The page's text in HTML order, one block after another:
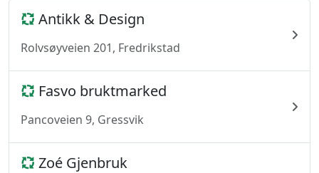
Antikk & Design
Rolvsøyveien 201, Fredrikstad
Fasvo bruktmarked
Pancoveien 9, Gressvik
Zoé Gjenbruk